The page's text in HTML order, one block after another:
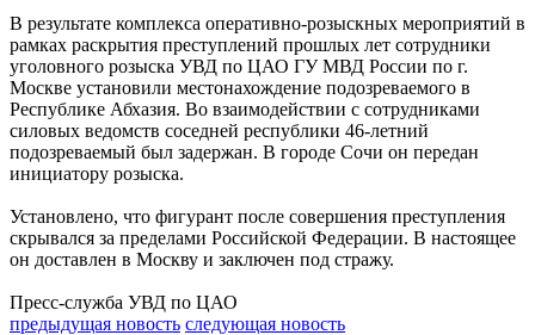
В результате комплекса оперативно-розыскных мероприятий в
рамках раскрытия преступлений прошлых лет сотрудники
уголовного розыска УВД по ЦАО ГУ МВД России по г.
Москве установили местонахождение подозреваемого в
Республике Абхазия. Во взаимодействии с сотрудниками
силовых ведомств соседней республики 46-летний
подозреваемый был задержан. В городе Сочи он передан
инициатору розыска.
Установлено, что фигурант после совершения преступления
скрывался за пределами Российской Федерации. В настоящее
он доставлен в Москву и заключен под стражу.
Пресс-служба УВД по ЦАО
предыдущая новость следующая новость